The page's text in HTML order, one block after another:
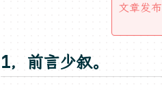
文章发
1，前言少叙。